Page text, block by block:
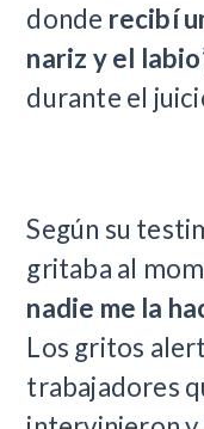
donde recibí
nariz y el labio
durante el
Según su
gritaba al
nadie me la
Los gritos
trabajadores